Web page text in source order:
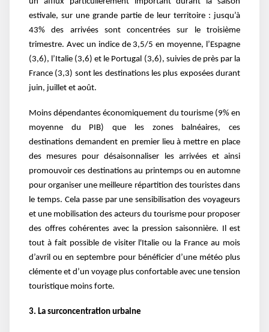
estivale, sur une grande partie de leur territoire : jusqu’à
43% des arrivées sont concentrées sur le troisième
trimestre. Avec un indice de 3,5/5 en moyenne, l’Espagne
(3,6), l’Italie (3,6) et le Portugal (3,6), suivies de près par la
France (3,3) sont les destinations les plus exposées durant
juin, juillet et août.
Moins dépendantes économiquement du tourisme (9% en
moyenne du PIB) que les zones balnéaires, ces
destinations demandent en premier lieu à mettre en place
des mesures pour désaisonnaliser les arrivées et ainsi
promouvoir ces destinations au printemps ou en automne
pour organiser une meilleure répartition des touristes dans
le temps. Cela passe par une sensibilisation des voyageurs
et une mobilisation des acteurs du tourisme pour proposer
des offres cohérentes avec la pression saisonnière. Il est
tout à fait possible de visiter l'Italie ou la France au mois
d’avril ou en septembre pour bénéficier d’une météo plus
clémente et d’un voyage plus confortable avec une tension
touristique moins forte.
3. La surconcentration urbaine